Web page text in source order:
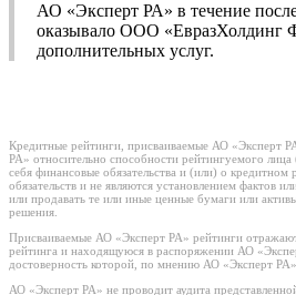
АО «Эксперт РА» в течение
оказывало ООО «ЕвразХолдинг
дополнительных услуг.
Кредитные рейтинги, присваиваемые АО «Эксперт
РА» относительно способности рейтингуемого
себя финансовые обязательства и (или) о кредитном
обязательств и не являются установлением фактов
или продавать те или иные ценные бумаги или
решения.
Присваиваемые АО «Эксперт РА» рейтинги
рейтинга и находящуюся в распоряжении АО
достоверность которой, по мнению АО «Эксперт
АО «Эксперт РА» не проводит аудита